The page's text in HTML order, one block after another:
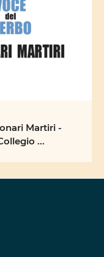
Martiri -
...